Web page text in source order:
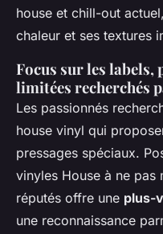
house et chill-out
chaleur et ses textures
Focus sur les labels,
limitées recherchés
Les passionnés
house vinyl qui
pressages spéciaux.
vinyles House à ne pas
réputés offre une plus-
une reconnaissance